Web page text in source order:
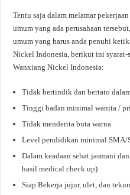
Tentu saja dalam melamar
umum yang ada perusahaan
umum yang harus anda penuhi
Nickel Indonesia, berikut ini syarat-
Wanxiang Nickel Indonesia:
Tidak bertindik dan bertato
Tinggi badan minimal wanita /
Tidak menderita buta warna
Level pendidikan minimal SMA/
Dalam keadaan sehat jasmani
hasil medical check up)
Siap Bekerja jujur, ulet, dan tekun